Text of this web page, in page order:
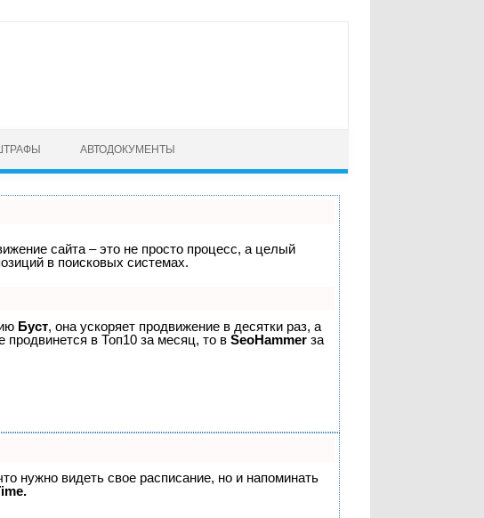
АВТОДОКУМЕНТЫ
сайта – это не просто процесс, а целый
в поисковых системах.
Буст, она ускоряет продвижение в десятки раз, а
в Топ10 за месяц, то в SeoHammer за
нужно видеть свое расписание, но и напоминать